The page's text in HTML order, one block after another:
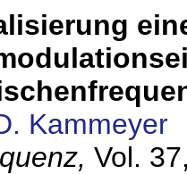
Kammeyer
Vol.